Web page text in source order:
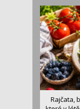
Rajčata,